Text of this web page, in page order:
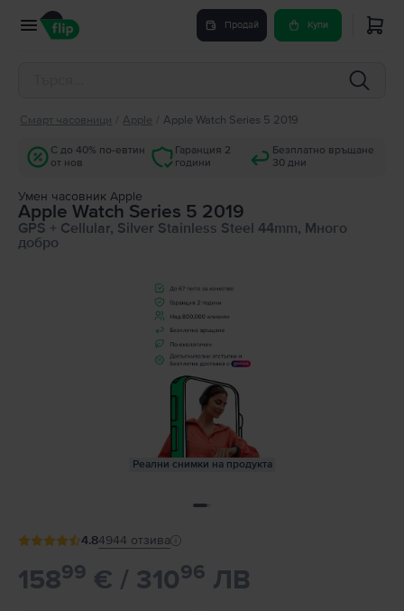
Продай Купи
Смарт часовници Apple Apple Watch Series 5 2019
С до 40% по-евтин
от нов
Гаранция 2
години
Безплатно връщане
30 дни
Умен часовник Apple
Apple Watch Series 5 2019
GPS + Cellular, Silver Stainless Steel 44mm, Много
добро
Реални снимки на продукта
4.84944 отзива
15899 € / 31096 ЛВ